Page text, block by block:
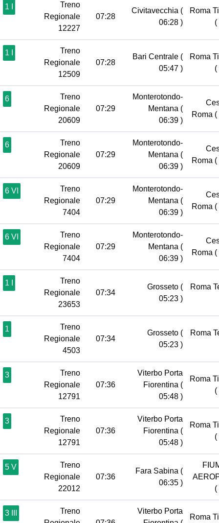
1 I
Treno
Regionale
12227
07:28
Civitavecchia (
06:28 )
Roma
(
1 I
Treno
Regionale
12509
07:28
Bari Centrale (
05:47 )
Roma
(
6
Treno
Regionale
20609
07:29
Monterotondo-
Mentana (
06:39 )
Roma (
6
Treno
Regionale
20609
07:29
Monterotondo-
Mentana (
06:39 )
Roma (
6 VI
Treno
Regionale
7404
07:29
Monterotondo-
Mentana (
06:39 )
Roma (
6 VI
Treno
Regionale
7404
07:29
Monterotondo-
Mentana (
06:39 )
Roma (
1 I
Treno
Regionale
23653
07:34
Grosseto (
05:23 )
Roma
1
Treno
Regionale
4503
07:34
Grosseto (
05:23 )
Roma
3
Treno
Regionale
12791
07:36
Viterbo Porta
Fiorentina (
05:48 )
Roma
(
3
Treno
Regionale
12791
07:36
Viterbo Porta
Fiorentina (
05:48 )
Roma
(
5 V
Treno
Regionale
22012
07:36
Fara Sabina (
06:35 )
(
3 III
Treno
Viterbo Porta
Roma